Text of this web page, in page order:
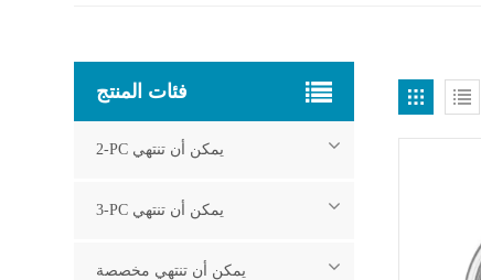
فئات المنتج
2-PC يمكن أن تنتهي
3-PC يمكن أن تنتهي
يمكن أن تنتهي مخصصة